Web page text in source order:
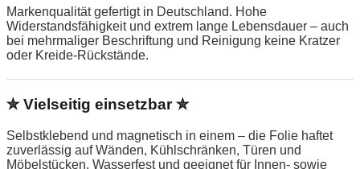
Markenqualität gefertigt in Deutschland. Hohe
Widerstandsfähigkeit und extrem lange Lebensdauer – auch
bei mehrmaliger Beschriftung und Reinigung keine Kratzer
oder Kreide-Rückstände.
✮ Vielseitig einsetzbar ✮
Selbstklebend und magnetisch in einem – die Folie haftet
zuverlässig auf Wänden, Kühlschränken, Türen und
Möbelstücken. Wasserfest und geeignet für Innen- sowie